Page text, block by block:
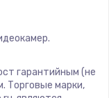
гарантийным (не
Торговые марки,